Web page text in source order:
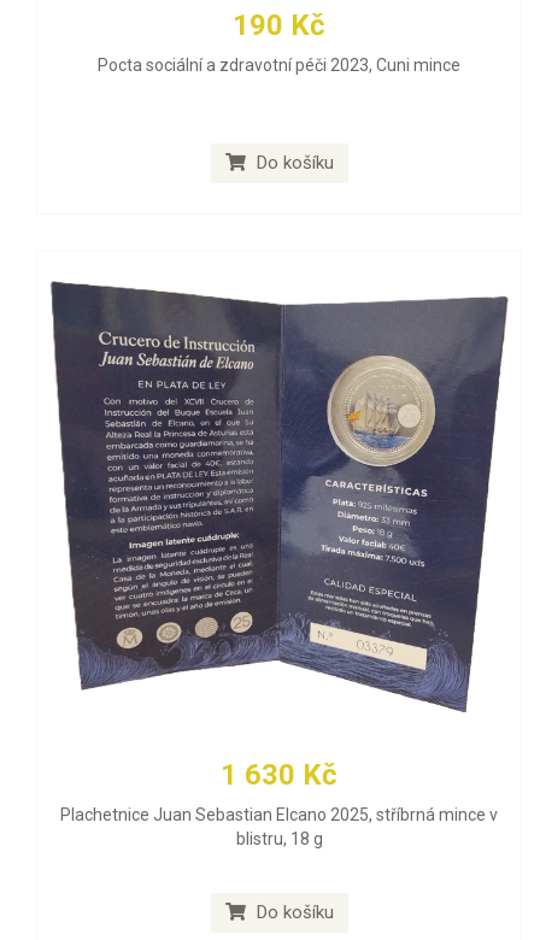
190 Kč
Pocta sociální a zdravotní péči 2023, Cuni mince
Do košíku
1 630 Kč
Plachetnice Juan Sebastian Elcano 2025, stříbrná mince v
blistru, 18 g
Do košíku